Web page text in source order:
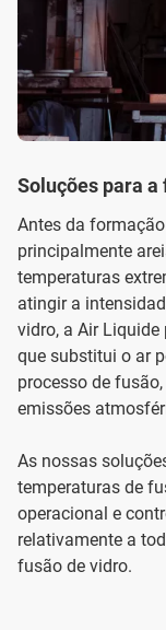
Soluções para a
Antes da
principalmente
temperaturas
atingir a
vidro, a Air
que substitui o ar
processo de
emissões
As nossas
temperaturas de
operacional e
relativamente a
fusão de vidro.